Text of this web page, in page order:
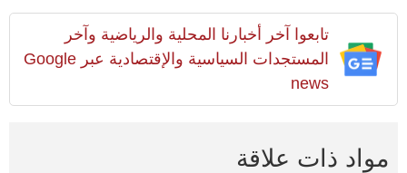
تابعوا آخر أخبارنا المحلية والرياضية وآخر
المستجدات السياسية والإقتصادية عبر Google
news
مواد ذات علاقة